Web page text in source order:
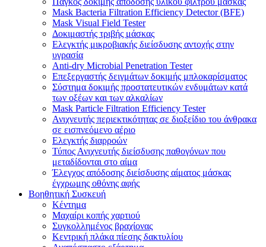
Mask Bacteria Filtration Efficiency Detector (BFE)
Mask Visual Field Tester
Δοκιμαστής τριβής μάσκας
Ελεγκτής μικροβιακής διείσδυσης αντοχής στην
υγρασία
Anti-dry Microbial Penetration Tester
Επεξεργαστής δειγμάτων δοκιμής μπλοκαρίσματος
Σύστημα δοκιμής προστατευτικών ενδυμάτων κατά
των οξέων και των αλκαλίων
Mask Particle Filtration Efficiency Tester
Ανιχνευτής περιεκτικότητας σε διοξείδιο του άνθρακα
σε εισπνεόμενο αέριο
Ελεγκτής διαρροών
Τύπος Ανιχνευτής διείσδυσης παθογόνων που
μεταδίδονται στο αίμα
Έλεγχος απόδοσης διείσδυσης αίματος μάσκας
έγχρωμης οθόνης αφής
Βοηθητική Συσκευή
Κέντημα
Μαχαίρι κοπής χαρτιού
Συγκολλημένος βραχίονας
Κεντρική πλάκα πίεσης δακτυλίου